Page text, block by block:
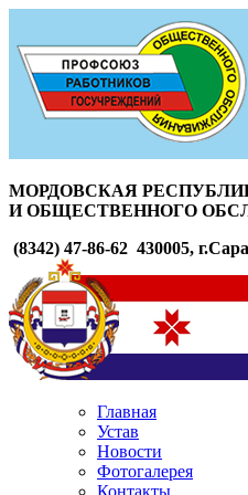
МОРДОВСКАЯ
И ОБЩЕСТВЕННОГО
(8342) 47-86-62 430005,
Главная
Устав
Новости
Фотогалерея
Контакты